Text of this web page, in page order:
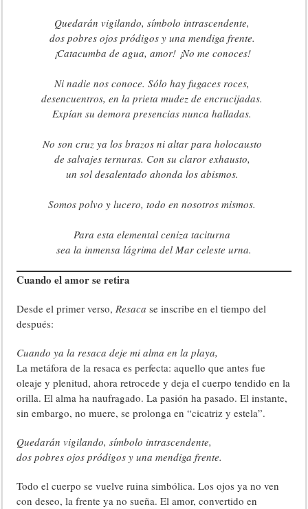
Quedarán vigilando, símbolo intrascendente,
dos pobres ojos pródigos y una mendiga frente.
¡Catacumba de agua, amor! ¡No me conoces!
Ni nadie nos conoce. Sólo hay fugaces roces,
desencuentros, en la prieta mudez de encrucijadas.
Expían su demora presencias nunca halladas.
No son cruz ya los brazos ni altar para holocausto
de salvajes ternuras. Con su claror exhausto,
un sol desalentado ahonda los abismos.
Somos polvo y lucero, todo en nosotros mismos.
Para esta elemental ceniza taciturna
sea la inmensa lágrima del Mar celeste urna.
Cuando el amor se retira
Desde el primer verso,Resaca se inscribe en el tiempo del
después:
Cuando ya la resaca deje mi alma en la playa,
La metáfora de la resaca es perfecta: aquello que antes fue
oleaje y plenitud, ahora retrocede y deja el cuerpo tendido en la
orilla. El alma ha naufragado. La pasión ha pasado. El instante,
sin embargo, no muere, se prolonga en “cicatriz y estela”.
Quedarán vigilando, símbolo intrascendente,
dos pobres ojos pródigos y una mendiga frente.
Todo el cuerpo se vuelve ruina simbólica. Los ojos ya no ven
con deseo, la frente ya no sueña. El amor, convertido en